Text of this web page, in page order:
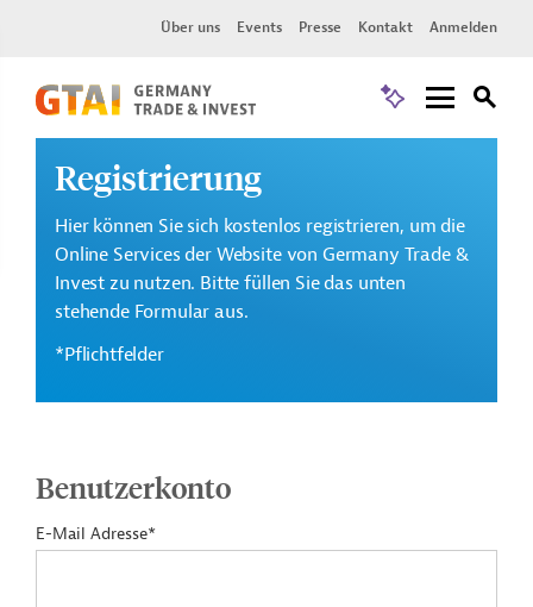
Über uns Events Presse Kontakt Anmelden
Registrierung
Hier können Sie sich kostenlos registrieren, um die
Online Services der Website von Germany Trade &
Invest zu nutzen. Bitte füllen Sie das unten
stehende Formular aus.
*Pflichtfelder
Benutzerkonto
E-Mail Adresse*